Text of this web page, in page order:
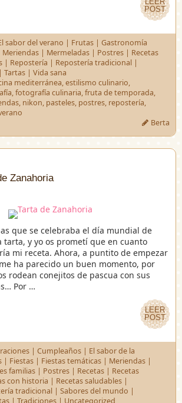
LEER
POST
LEER
POST
sabor del verano | Frutas| Gastronomía
Meriendas | Mermeladas | Postres | Recetas
| Repostería | Repostería tradicional |
| Tartas | Vida sana
mediterránea,estilismo culinario,
,fotografía culinaria,fruta de temporada,
, nikon, pasteles, postres, repostería,
Berta
Zanahoria
que se celebraba el día mundial de
tarta, y yo os prometí que en cuanto
mi receta. Ahora, a puntito de empezar
ha parecido un buen momento, por
rodean conejitos de pascua con sus
Por …
LEER
POST
LEER
POST
| Cumpleaños| El sabor de la
| Fiestas | Fiestas temáticas | Meriendas |
familias | Postres | Recetas | Recetas
con historia | Recetas saludables |
tradicional | Sabores del mundo |
| Tradiciones | Uncategorized